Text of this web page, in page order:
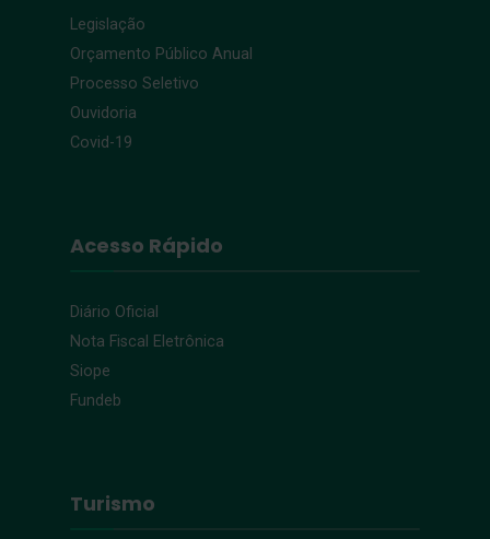
Legislação
Orçamento Público Anual
Processo Seletivo
Ouvidoria
Covid-19
Acesso Rápido
Diário Oficial
Nota Fiscal Eletrônica
Siope
Fundeb
Turismo